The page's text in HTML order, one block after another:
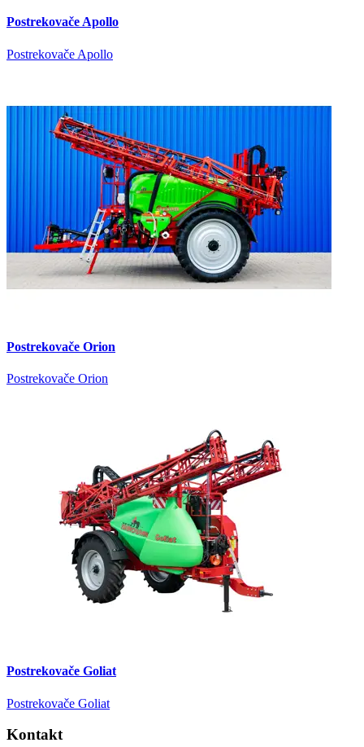
Postrekovače Apollo
Postrekovače Apollo
Postrekovače Orion
Postrekovače Orion
Postrekovače Goliat
Postrekovače Goliat
Kontakt